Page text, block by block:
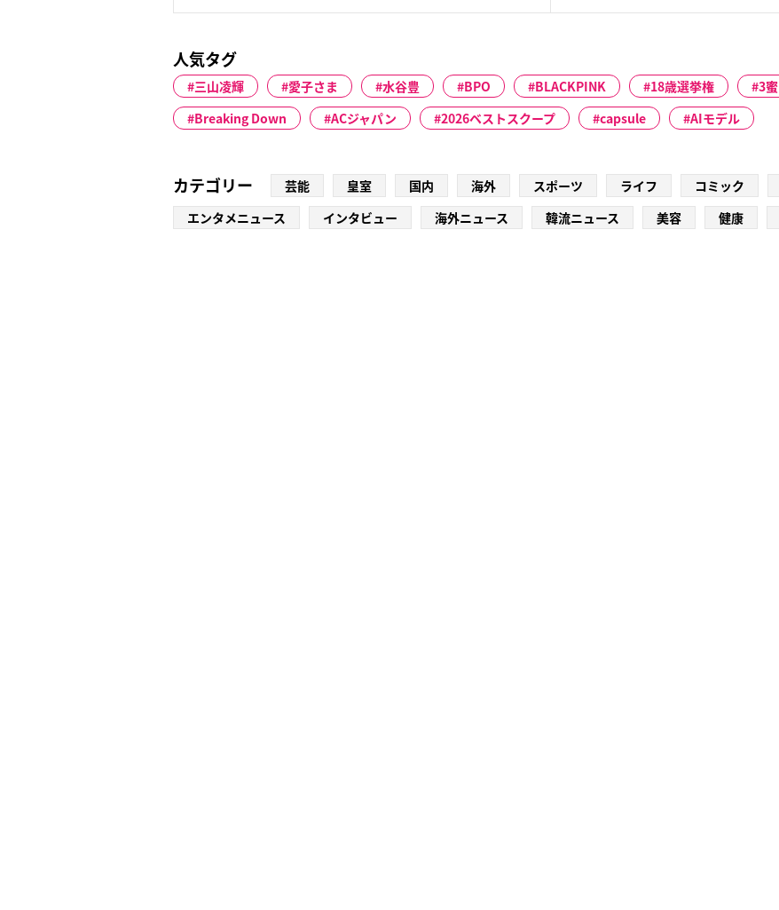
人気タグ
三山凌輝 愛子さま 水谷豊 BPO BLACKPINK 18歳選挙権
3蜜
Breaking Down
ACジャパン 2026ベストスクープ capsule AIモデル
カテゴリー 芸能 皇室 国内 海外 スポーツ ライフ コミック
エンタメニュース
インタビュー 海外ニュース 韓流ニュース 美容 健康